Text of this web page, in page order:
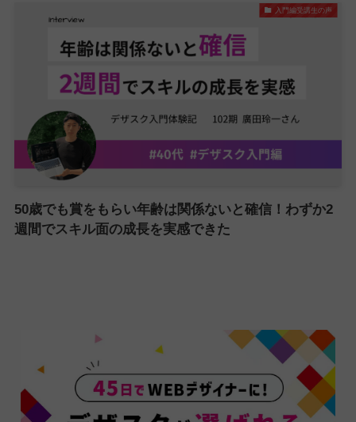
入門編受講生の声
50歳でも賞をもらい年齢は関係ないと確信！わずか2
週間でスキル面の成長を実感できた